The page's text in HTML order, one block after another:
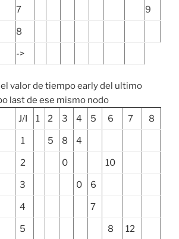
7 9
8
->
valor de tiempo early del ultimo
last de ese mismo nodo
J/I 1 2 3 4 5 6 7 8
1 5 8 4
2 0 10
3 0 6
4 7
5 8 12